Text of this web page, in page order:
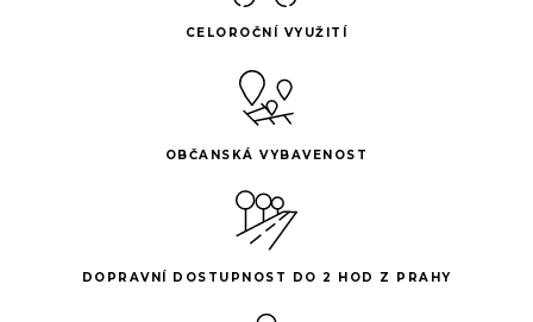
CELOROČNÍ VYUŽITÍ
OBČANSKÁ VYBAVENOST
DOPRAVNÍ DOSTUPNOST DO 2 HOD Z PRAHY